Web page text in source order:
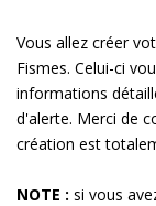
Vous allez créer
Fismes. Celui-ci
informations
d'alerte. Merci de
création est
NOTE : si vous